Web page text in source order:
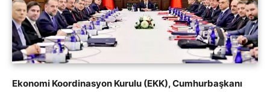
Ekonomi Koordinasyon Kurulu (EKK), Cumhurbaşkanı